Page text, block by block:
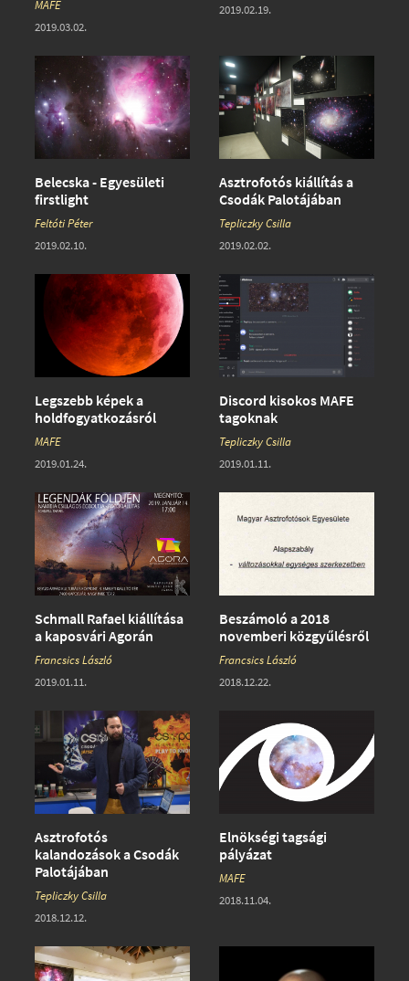
MAFE
2019.03.02.
2019.02.19.
Belecska - Egyesületi
firstlight
Feltóti Péter
2019.02.10.
Asztrofotós kiállítás a
Csodák Palotájában
Tepliczky Csilla
2019.02.02.
Legszebb képek a
holdfogyatkozásról
MAFE
2019.01.24.
Discord kisokos MAFE
tagoknak
Tepliczky Csilla
2019.01.11.
Schmall Rafael kiállítása
a kaposvári Agorán
Francsics László
2019.01.11.
Beszámoló a 2018
novemberi közgyűlésről
Francsics László
2018.12.22.
Asztrofotós
kalandozások a Csodák
Palotájában
Tepliczky Csilla
2018.12.12.
Elnökségi tagsági
pályázat
MAFE
2018.11.04.